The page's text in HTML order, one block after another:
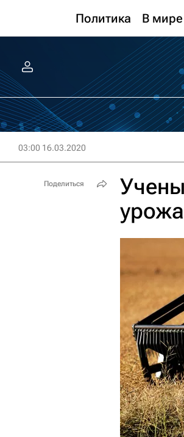
Политика В мире
03:00 16.03.2020
Поделиться